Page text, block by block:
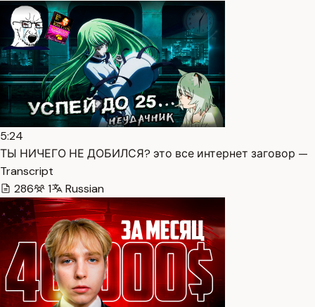
5:24
ТЫ НИЧЕГО НЕ ДОБИЛСЯ? это все интернет заговор —
Transcript
286
1 Russian